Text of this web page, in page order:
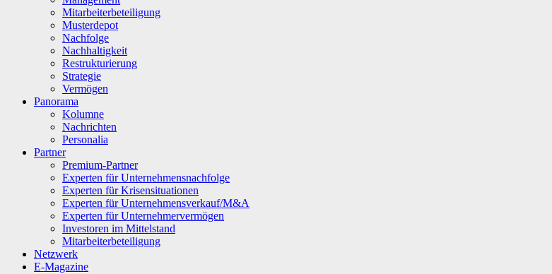
Mitarbeiterbeteiligung
Musterdepot
Nachfolge
Nachhaltigkeit
Restrukturierung
Strategie
Vermögen
Panorama
Kolumne
Nachrichten
Personalia
Partner
Premium-Partner
Experten für Unternehmensnachfolge
Experten für Krisensituationen
Experten für Unternehmensverkauf/M&A
Experten für Unternehmervermögen
Investoren im Mittelstand
Mitarbeiterbeteiligung
Netzwerk
E-Magazine